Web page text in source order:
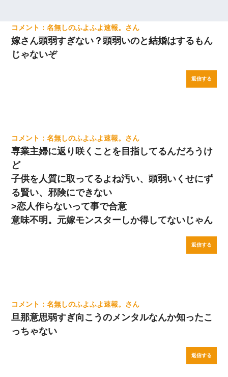
名無しのふよふよ速報。
嫁さん頭弱すぎない？頭弱いのと結婚はするもん
じゃないぞ
返信する
名無しのふよふよ速報。
専業主婦に返り咲くことを目指してるんだろうけ
ど
子供を人質に取ってるよね汚い、頭弱いくせにず
る賢い、邪険にできない
>恋人作らないって事で合意
意味不明。元嫁モンスターしか得してないじゃん
返信する
名無しのふよふよ速報。
旦那意思弱すぎ向こうのメンタルなんか知ったこ
っちゃない
返信する